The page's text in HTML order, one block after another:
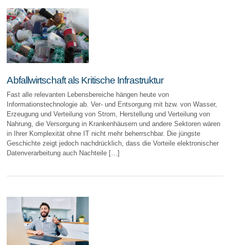
Abfallwirtschaft als Kritische Infrastruktur
Fast alle relevanten Lebensbereiche hängen heute von
Informationstechnologie ab. Ver- und Entsorgung mit bzw. von Wasser,
Erzeugung und Verteilung von Strom, Herstellung und Verteilung von
Nahrung, die Versorgung in Krankenhäusern und andere Sektoren wären
in Ihrer Komplexität ohne IT nicht mehr beherrschbar. Die jüngste
Geschichte zeigt jedoch nachdrücklich, dass die Vorteile elektronischer
Datenverarbeitung auch Nachteile […]